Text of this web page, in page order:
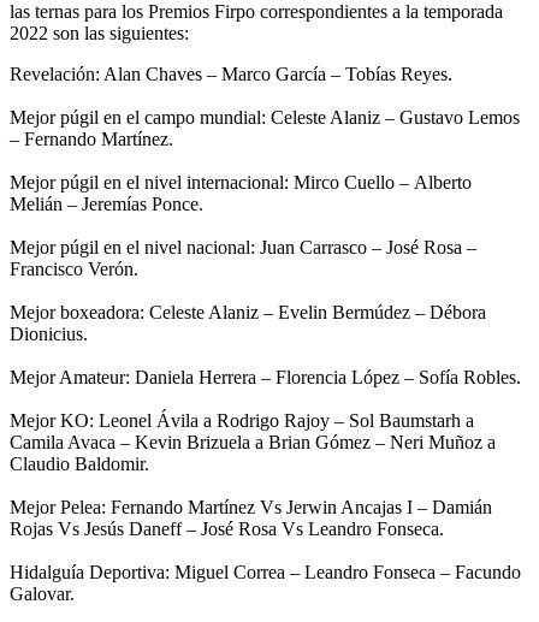
las ternas para los Premios Firpo correspondientes a la temporada
2022 son las siguientes:
Revelación: Alan Chaves – Marco García – Tobías Reyes.
Mejor púgil en el campo mundial: Celeste Alaniz – Gustavo Lemos
– Fernando Martínez.
Mejor púgil en el nivel internacional: Mirco Cuello – Alberto
Melián – Jeremías Ponce.
Mejor púgil en el nivel nacional: Juan Carrasco – José Rosa –
Francisco Verón.
Mejor boxeadora: Celeste Alaniz – Evelin Bermúdez – Débora
Dionicius.
Mejor Amateur: Daniela Herrera – Florencia López – Sofía Robles.
Mejor KO: Leonel Ávila a Rodrigo Rajoy – Sol Baumstarh a
Camila Avaca – Kevin Brizuela a Brian Gómez – Neri Muñoz a
Claudio Baldomir.
Mejor Pelea: Fernando Martínez Vs Jerwin Ancajas I – Damián
Rojas Vs Jesús Daneff – José Rosa Vs Leandro Fonseca.
Hidalguía Deportiva: Miguel Correa – Leandro Fonseca – Facundo
Galovar.